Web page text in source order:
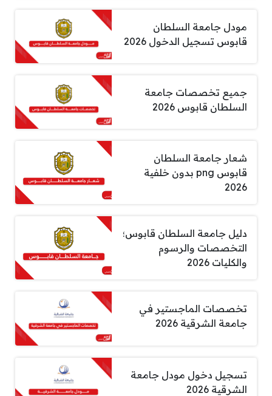
مودل جامعة السلطان
قابوس تسجيل الدخول 2026
جميع تخصصات جامعة
السلطان قابوس 2026
شعار جامعة السلطان
قابوس png بدون خلفية
2026
دليل جامعة السلطان قابوس؛
التخصصات والرسوم
والكليات 2026
تخصصات الماجستير في
جامعة الشرقية 2026
تسجيل دخول مودل جامعة
الشرقية 2026